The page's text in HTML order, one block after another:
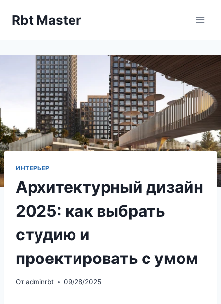
Rbt Master
ИНТЕРЬЕР
Архитектурный дизайн
2025: как выбрать
студию и
проектировать с умом
Отadminrbt 09/28/2025